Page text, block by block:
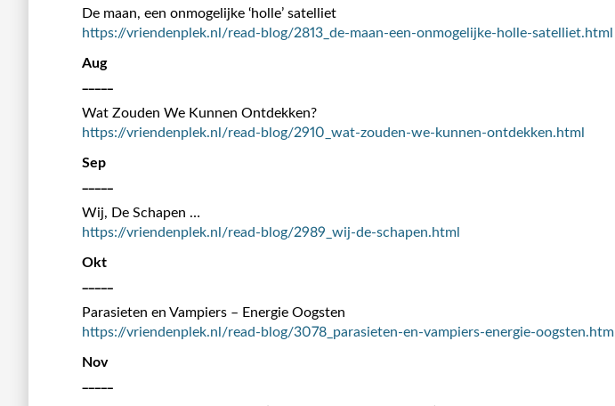
De maan, een onmogelijke ‘holle’ satelliet
https://vriendenplek.nl/read-blog/2813_de-maan-een-onmogelijke-holle-satelliet.html
Aug
Wat Zouden We Kunnen Ontdekken?
https://vriendenplek.nl/read-blog/2910_wat-zouden-we-kunnen-ontdekken.html
Sep
Wij, De Schapen …
https://vriendenplek.nl/read-blog/2989_wij-de-schapen.html
Okt
Parasieten en Vampiers – Energie Oogsten
https://vriendenplek.nl/read-blog/3078_parasieten-en-vampiers-energie-oogsten.html
Nov